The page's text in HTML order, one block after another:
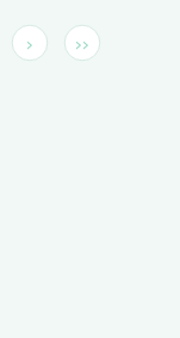
Page
›
Dernière
››